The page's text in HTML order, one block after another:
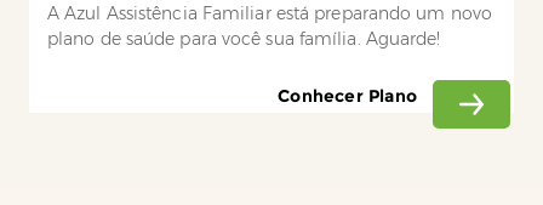
A Azul Assistência Familiar está preparando um novo
plano de saúde para você sua família. Aguarde!
Conhecer Plano